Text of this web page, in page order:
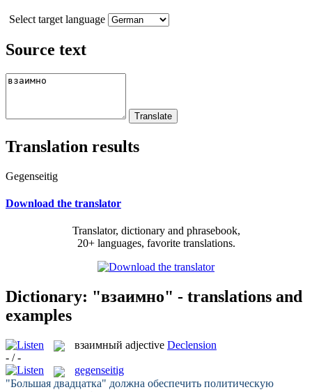
Select target language
Source text
Translation results
Gegenseitig
Download the translator
Translator, dictionary and phrasebook,
20+ languages, favorite translations.
Dictionary: "взаимно" - translations and
examples
взаимный adjective Declension
- / -
gegenseitig
"Большая двадцатка" должна обеспечить политическую